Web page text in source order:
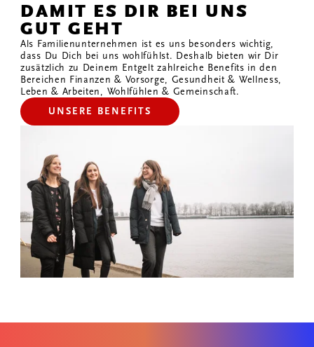
DAMIT ES DIR BEI UNS
GUT GEHT
Als Familienunternehmen ist es uns besonders wichtig,
dass Du Dich bei uns wohlfühlst. Deshalb bieten wir Dir
zusätzlich zu Deinem Entgelt zahlreiche Benefits in den
Bereichen Finanzen & Vorsorge, Gesundheit & Wellness,
Leben & Arbeiten, Wohlfühlen & Gemeinschaft.
UNSERE BENEFITS